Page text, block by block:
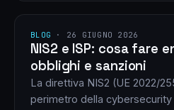
BLOG · 26 GIUGNO 2026
NIS2 e ISP: cosa fare
obblighi e sanzioni
La direttiva NIS2 (UE 2022/
perimetro della